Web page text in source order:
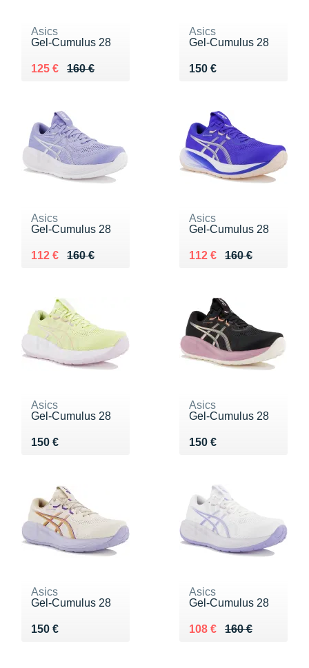
Asics
Gel-Cumulus 28
160 €
Au lieu de 160 €
125 €
Vendu 125 €
Asics
Gel-Cumulus 28
150 €
Vendu 150 €
Asics
Gel-Cumulus 28
160 €
Au lieu de 160 €
112 €
Vendu 112 €
Asics
Gel-Cumulus 28
160 €
Au lieu de 160 €
112 €
Vendu 112 €
Asics
Gel-Cumulus 28
150 €
Vendu 150 €
Asics
Gel-Cumulus 28
150 €
Vendu 150 €
Asics
Gel-Cumulus 28
150 €
Vendu 150 €
Asics
Gel-Cumulus 28
160 €
Au lieu de 160 €
108 €
Vendu 108 €